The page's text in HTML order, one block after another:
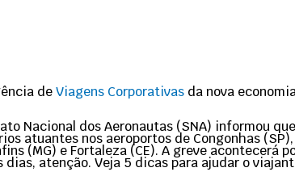
deViagens Corporativas da nova
Nacional dos Aeronautas (SNA) informou
atuantes nos aeroportos de Congonhas
(MG) e Fortaleza (CE). A greve
dias, atenção. Veja 5 dicas para ajudar o